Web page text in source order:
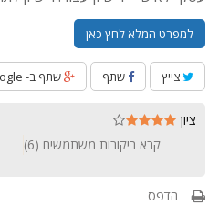
למפרט המלא לחץ כאן
צייץ שתף שתף ב- Google
ציון
קרא ביקורות משתמשים (6
)
הדפס